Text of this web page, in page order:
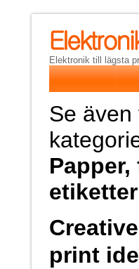
Elektronik till lägsta
Se även
etiketter
Creative
print